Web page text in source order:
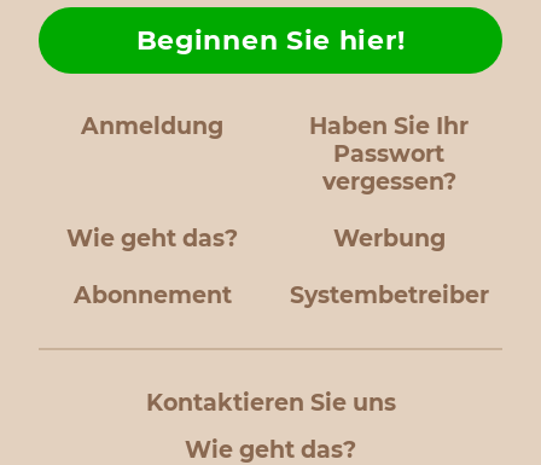
Anmeldung
Haben Sie Ihr
Passwort
vergessen?
Wie geht das?
Beginnen Sie hier!
Werbung
Abonnement Systembetreiber
Kontaktieren Sie uns
Wie geht das?